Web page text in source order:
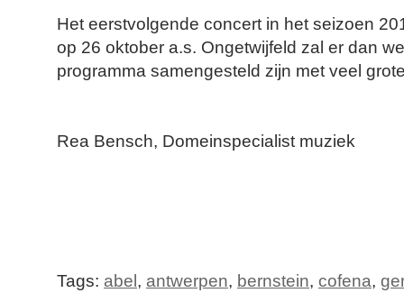
Het eerstvolgende concert in het seizoen
op 26 oktober a.s. Ongetwijfeld zal er dan
programma samengesteld zijn met veel
Rea Bensch, Domeinspecialist muziek
Tags: abel, antwerpen, bernstein, cofena,